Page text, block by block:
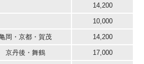
14,200
10,000
岡・京都・賀茂 14,200
京丹後・舞鶴 17,000